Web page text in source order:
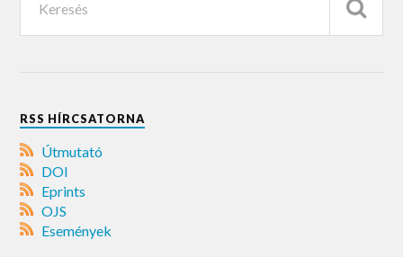
RSS HÍRCSATORNA
Útmutató
DOI
Eprints
OJS
Események